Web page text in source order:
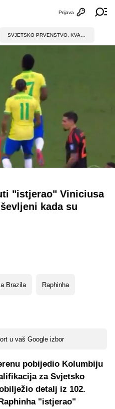
Otvori
Prijava
"istjerao" Viniciusa
kada su
Brazila Raphinha
u vaš Google izbor
pobijedio Kolumbiju
za Svjetsko
detalj iz 102.
"istjerao"